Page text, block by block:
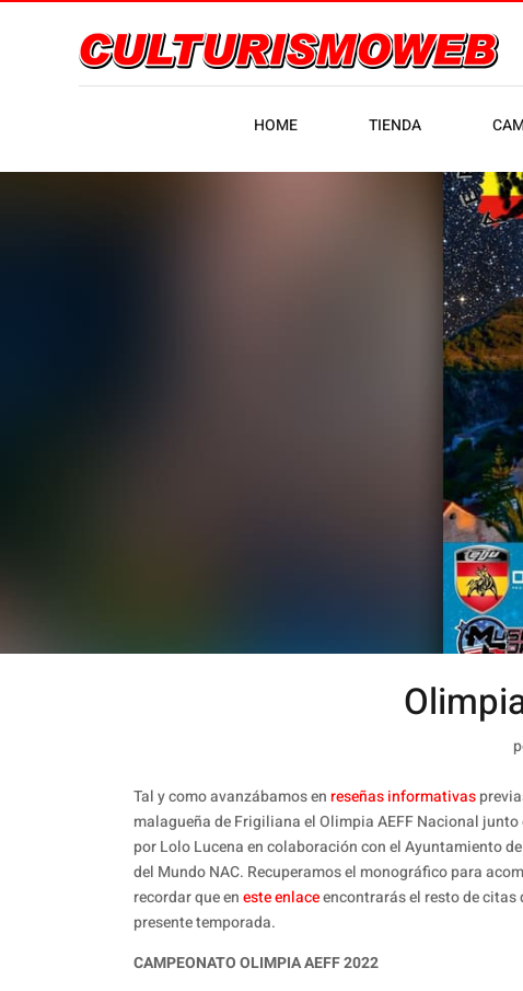
HOME TIENDA
Tal y como avanzábamos enreseñas informativas
malagueña de Frigiliana el Olimpia AEFF Nacional
por Lolo Lucena en colaboración con el Ayuntamiento
del Mundo NAC. Recuperamos el monográfico para
recordar que eneste enlaceencontrarás el resto de
presente temporada.
CAMPEONATO OLIMPIA AEFF 2022